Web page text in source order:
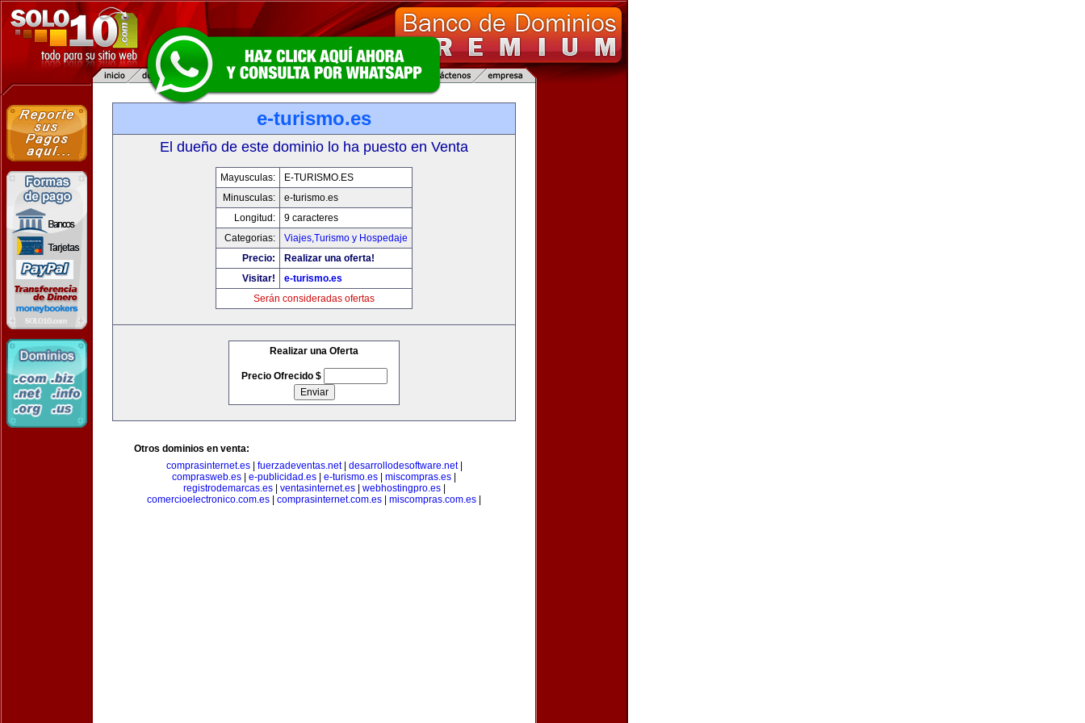
e-turismo.es
El dueño de este dominio lo ha puesto en Venta
Mayusculas:
E-TURISMO.ES
Minusculas:
e-turismo.es
Longitud:
9 caracteres
Categorias:
Viajes,Turismo y Hospedaje
Precio:
Realizar una oferta!
Visitar!
e-turismo.es
Serán consideradas ofertas
Realizar una Oferta
Precio Ofrecido $
Otros dominios en venta:
comprasinternet.es| fuerzadeventas.net| desarrollodesoftware.net|
comprasweb.es
e-publicidad.es e-turismo.es miscompras.es
registrodemarcas.es| ventasinternet.es| webhostingpro.es|
comercioelectronico.com.es
comprasinternet.com.es miscompras.com.es